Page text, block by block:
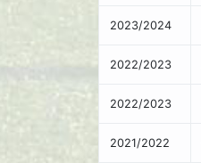
2023/2024
2022/2023
2022/2023
2021/2022